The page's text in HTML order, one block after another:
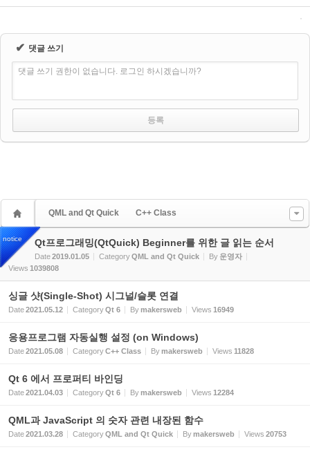
✔ 댓글 쓰기
댓글 쓰기 권한이 없습니다. 로그인 하시겠습니까?
QML and Qt Quick C++ Class
notice Qt프로그래밍(QtQuick) Beginner를 위한 글 읽는 순서
Date2019.01.05 CategoryQML and Qt Quick By 운영자
Views 1039808
싱글 샷(Single-Shot) 시그널/슬롯 연결
Date2021.05.12 CategoryQt 6 Bymakersweb Views 16949
응용프로그램 자동실행 설정 (on Windows)
Date2021.05.08 CategoryC++ Class Bymakersweb Views 11828
Qt 6 에서 프로퍼티 바인딩
Date2021.04.03 CategoryQt 6 Bymakersweb Views 12284
QML과 JavaScript 의 숫자 관련 내장된 함수
Date2021.03.28 CategoryQML and Qt Quick Bymakersweb Views 20753